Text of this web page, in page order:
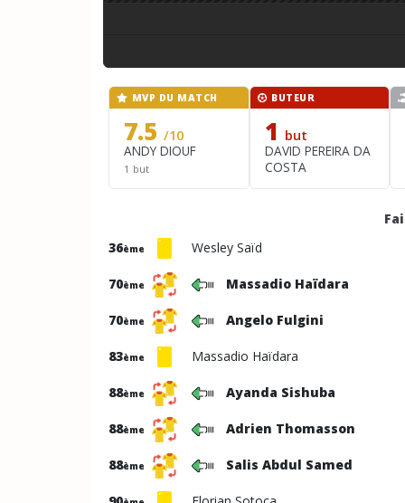
MVP DU MATCH
7.5 /10
ANDY DIOUF
1 but
BUTEUR
1 but
DAVID PEREIRA DA
COSTA
36ème Wesley Saïd
70ème Massadio Haïdara
70ème Angelo Fulgini
83ème Massadio Haïdara
88ème Ayanda Sishuba
88ème Adrien Thomasson
88ème Salis Abdul Samed